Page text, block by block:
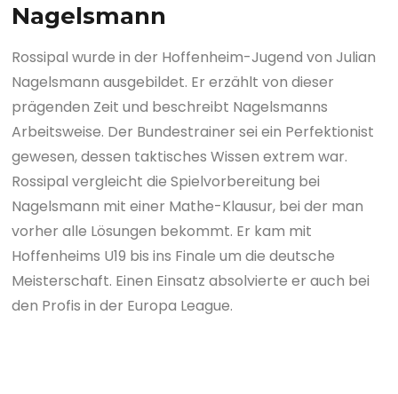
Nagelsmann
Rossipal wurde in der Hoffenheim-Jugend von Julian
Nagelsmann ausgebildet. Er erzählt von dieser
prägenden Zeit und beschreibt Nagelsmanns
Arbeitsweise. Der Bundestrainer sei ein Perfektionist
gewesen, dessen taktisches Wissen extrem war.
Rossipal vergleicht die Spielvorbereitung bei
Nagelsmann mit einer Mathe-Klausur, bei der man
vorher alle Lösungen bekommt. Er kam mit
Hoffenheims U19 bis ins Finale um die deutsche
Meisterschaft. Einen Einsatz absolvierte er auch bei
den Profis in der Europa League.